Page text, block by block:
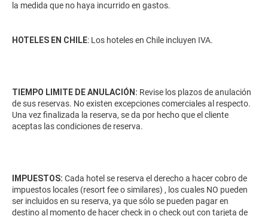
la medida que no haya incurrido en gastos.
HOTELES EN CHILE: Los hoteles en Chile incluyen IVA.
TIEMPO LIMITE DE ANULACIÓN: Revise los plazos de anulación
de sus reservas. No existen excepciones comerciales al respecto.
Una vez finalizada la reserva, se da por hecho que el cliente
aceptas las condiciones de reserva.
IMPUESTOS: Cada hotel se reserva el derecho a hacer cobro de
impuestos locales (resort fee o similares) , los cuales NO pueden
ser incluidos en su reserva, ya que sólo se pueden pagar en
destino al momento de hacer check in o check out con tarjeta de